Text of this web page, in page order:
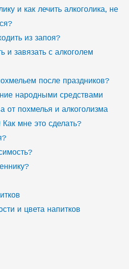
и как лечить алкоголика, не
из запоя?
и завязать с алкоголем
после праздников?
народными средствами
от похмелья и алкоголизма
Как мне это сделать?
и цвета напитков